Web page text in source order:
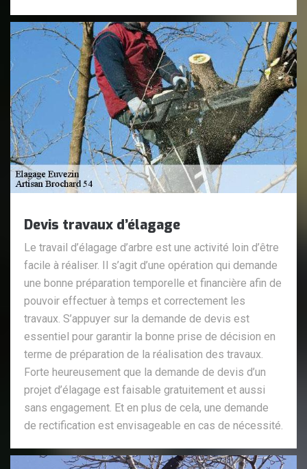
Devis travaux d’élagage
Le travail d’élagage d’arbre est une activité loin d’être
facile à réaliser. Il s’agit d’une opération qui demande
une bonne préparation temporelle et financière afin de
pouvoir effectuer à temps et correctement les
travaux. S’appuyer sur la demande de devis est
essentiel pour garantir la bonne prise de décision en
terme de préparation de la réalisation des travaux.
Forte heureusement que la demande de devis d’un
projet d’élagage est faisable gratuitement et aussi
sans engagement. Et en plus de cela, une demande
de rectification est envisageable en cas de nécessité.